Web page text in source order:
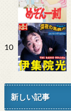
10
新しい記事